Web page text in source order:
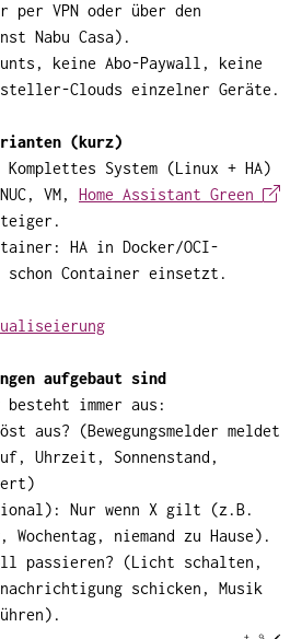
VPN oder über den
Nabu Casa).
keine Abo-Paywall, keine
Clouds einzelner Geräte.
(kurz)
System (Linux + HA)
VM, Home Assistant Green
HA in Docker/OCI-
schon Container einsetzt.
aufgebaut sind
besteht immer aus:
aus? (Bewegungsmelder meldet
Uhrzeit, Sonnenstand,
Nur wenn X gilt (z.B.
Wochentag, niemand zu Hause).
passieren? (Licht schalten,
schicken, Musik